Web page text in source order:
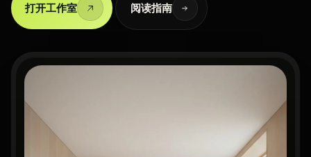
打开工作室 阅读指南